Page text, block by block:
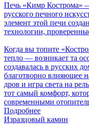
Печь «Кимр Кострома»
русского печного
элемент этой печи
технологии,
Когда вы топите
тепло — возникает та
создавалась в русских
благотворно влияющее
дров и игра света на
тот самый комфорт,
современными
Подробнее
Изразцовый камин